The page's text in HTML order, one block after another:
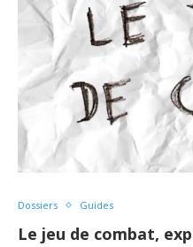
Dossiers Guides
Le jeu de combat,